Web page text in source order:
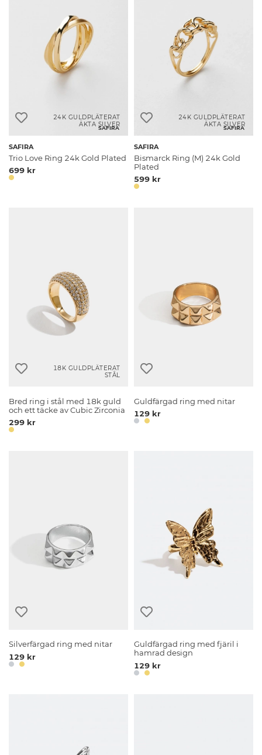
SAFIRA
24K GULDPLÄTERAT
ÄKTA SILVER
SAFIRA
Trio Love Ring 24k Gold Plated
699 kr
SAFIRA
24K GULDPLÄTERAT
ÄKTA SILVER
SAFIRA
Bismarck Ring (M) 24k Gold
Plated
599 kr
18K GULDPLÄTERAT
STÅL
Bred ring i stål med 18k guld
och ett täcke av Cubic Zirconia
299 kr
Guldfärgad ring med nitar
129 kr
Silverfärgad ring med nitar
129 kr
Guldfärgad ring med fjäril i
hamrad design
129 kr